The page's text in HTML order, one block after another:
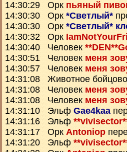
14:30:29 Орк пьяный
14:30:30 Орк *Светлый*
14:30:30 Орк *Светлый*
14:30:32 Орк
14:30:40 Человек
14:30:51 Человек меня
14:30:57 Человек меня
14:31:08 Животное
14:31:08 Человек меня
14:31:08 Человек меня
14:31:10 Эльф Gae4kaa
14:31:16 Эльф
14:31:17 Орк Antoniop
14:31:20 Эльф